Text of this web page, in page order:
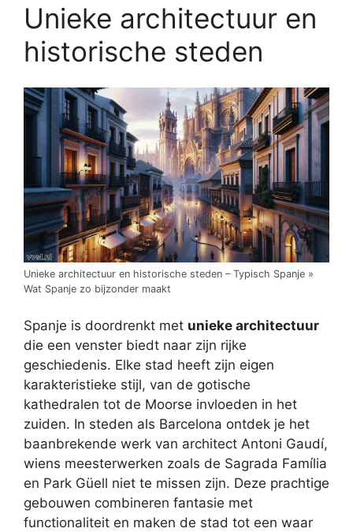
Unieke architectuur en
historische steden
Unieke architectuur en historische steden – Typisch Spanje »
Wat Spanje zo bijzonder maakt
Spanje is doordrenkt met unieke architectuur
die een venster biedt naar zijn rijke
geschiedenis. Elke stad heeft zijn eigen
karakteristieke stijl, van de gotische
kathedralen tot de Moorse invloeden in het
zuiden. In steden als Barcelona ontdek je het
baanbrekende werk van architect Antoni Gaudí,
wiens meesterwerken zoals de Sagrada Família
en Park Güell niet te missen zijn. Deze prachtige
gebouwen combineren fantasie met
functionaliteit en maken de stad tot een waar